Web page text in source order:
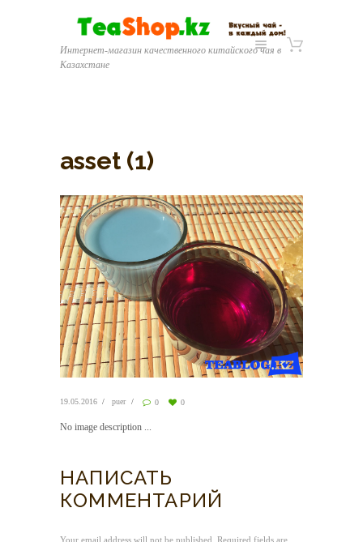
Интернет-магазин качественного китайского чая в
Казахстане
asset (1)
19.05.2016 puer 0 0
No image description ...
НАПИСАТЬ
КОММЕНТАРИЙ
Your email address will not be published. Required fields are